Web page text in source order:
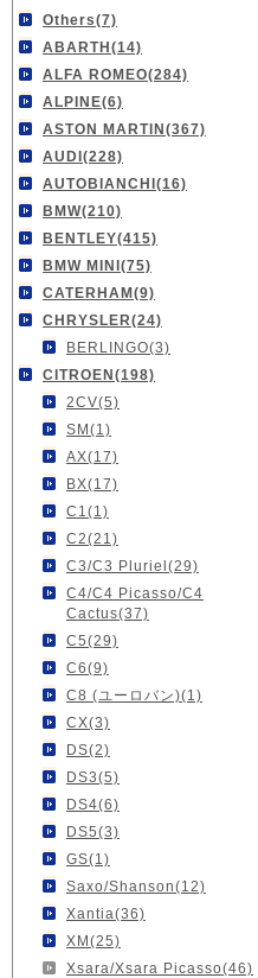
Others(7)
ABARTH(14)
ALFA ROMEO(284)
ALPINE(6)
ASTON MARTIN(367)
AUDI(228)
AUTOBIANCHI(16)
BMW(210)
BENTLEY(415)
BMW MINI(75)
CATERHAM(9)
CHRYSLER(24)
BERLINGO(3)
CITROEN(198)
2CV(5)
SM(1)
AX(17)
BX(17)
C1(1)
C2(21)
C3/C3 Pluriel(29)
C4/C4 Picasso/C4
Cactus(37)
C5(29)
C6(9)
C8 (ユーロバン)(1)
CX(3)
DS(2)
DS3(5)
DS4(6)
DS5(3)
GS(1)
Saxo/Shanson(12)
Xantia(36)
XM(25)
Xsara/Xsara Picasso(46)